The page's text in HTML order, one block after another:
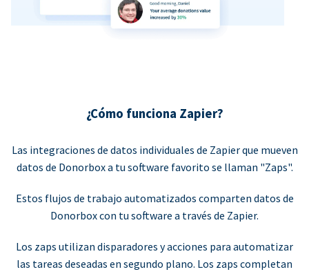
¿Cómo funciona Zapier?
Las integraciones de datos individuales de Zapier que mueven
datos de Donorbox a tu software favorito se llaman "Zaps".
Estos flujos de trabajo automatizados comparten datos de
Donorbox con tu software a través de Zapier.
Los zaps utilizan disparadores y acciones para automatizar
las tareas deseadas en segundo plano. Los zaps completan